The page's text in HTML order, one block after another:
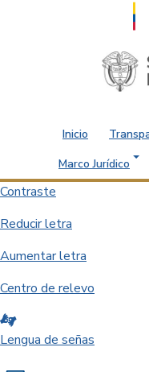
Saltar al contenido
Inicio
Marco Jurídico
Contraste
Reducir letra
Aumentar letra
Centro de relevo
Lengua de señas